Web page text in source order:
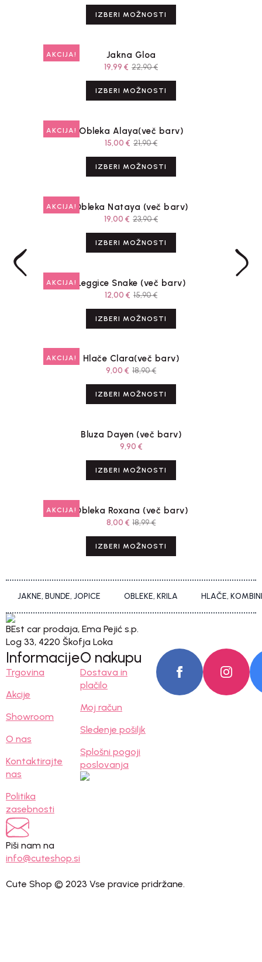
IZBERI MOŽNOSTI
AKCIJA! Jakna Gloa
22,90€
19,99€
IZBERI MOŽNOSTI
AKCIJA! Obleka Alaya(več barv)
21,90€
15,00€
IZBERI MOŽNOSTI
AKCIJA!Obleka Nataya (več barv)
23,90€
19,00€
IZBERI MOŽNOSTI
AKCIJA! Leggice Snake (več barv)
15,90€
12,00€
IZBERI MOŽNOSTI
AKCIJA! Hlače Clara(več barv)
18,90€
9,00€
IZBERI MOŽNOSTI
Bluza Dayen (več barv)
9,90 €
IZBERI MOŽNOSTI
AKCIJA!Obleka Roxana (več barv)
18,99€
8,00 €
IZBERI MOŽNOSTI
JAKNE, BUNDE, JOPICE OBLEKE, KRILA HLAČE,
BEst car prodaja, Ema Pejić s.p.
Log 33, 4220 Škofja Loka
Informacije
Trgovina
Akcije
Showroom
O nas
Kontaktirajte
nas
Politika
zasebnosti
Piši nam na
info@cuteshop.si
O nakupu
Dostava in
plačilo
Moj račun
Sledenje pošiljk
Splošni pogoji
poslovanja
Cute Shop © 2023 Vse pravice pridržane.